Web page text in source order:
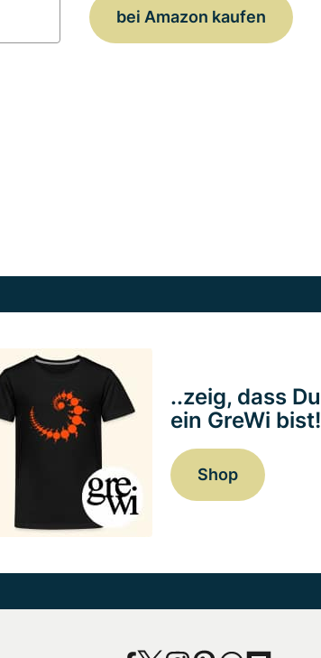
bei Amazon kaufen
..zeig, dass Du
ein GreWi bist!
Shop